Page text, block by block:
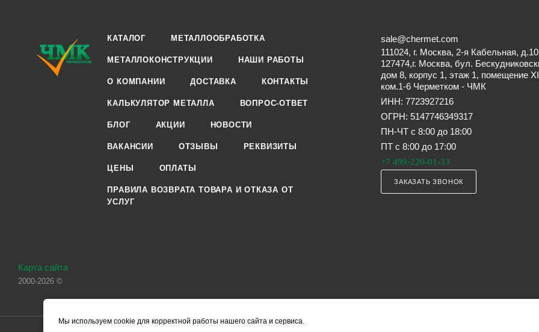
КАТАЛОГ МЕТАЛЛООБРАБОТКА
МЕТАЛЛОКОНСТРУКЦИИ НАШИ РАБОТЫ
О КОМПАНИИ ДОСТАВКА КОНТАКТЫ
КАЛЬКУЛЯТОР МЕТАЛЛА ВОПРОС-ОТВЕТ
БЛОГ АКЦИИ НОВОСТИ
ВАКАНСИИ ОТЗЫВЫ РЕКВИЗИТЫ
ЦЕНЫ ОПЛАТЫ
ПРАВИЛА ВОЗВРАТА ТОВАРА И ОТКАЗА ОТ
УСЛУГ
sale@chermet.com
111024, г. Москва, 2-я Кабельная, д.10
127474,г. Москва, бул.
дом 8, корпус 1, этаж 1, помещение
ком.1-6 Черметком - ЧМК
ИНН: 7723927216
ОГРН: 5147746349317
ПН-ЧТ с 8:00 до 18:00
ПТ с 8:00 до 17:00
+7 499-220-01-33
ЗАКАЗАТЬ ЗВОНОК
Карта сайта
2000-2026 ©
Мы используем cookie для корректной работы нашего сайта и сервиса.